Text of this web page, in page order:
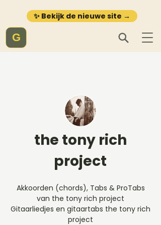
✨ Bekijk de nieuwe site →
G
the tony rich
project
Akkoorden (chords), Tabs & ProTabs
van the tony rich project
Gitaarliedjes en gitaartabs the tony rich
project